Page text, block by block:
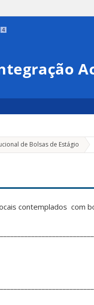
4
de Bolsas de Estágio
contemplados com